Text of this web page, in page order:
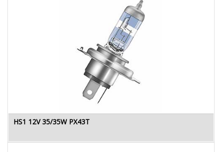
HS1 12V 35/35W PX43T